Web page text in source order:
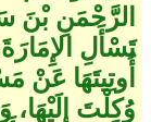
الرَّحْمَنِ بْنَ
تَسْأَلِ
أُوتِيتَهَا عَنْ
وُكِلْتَ إِلَيْهَا،